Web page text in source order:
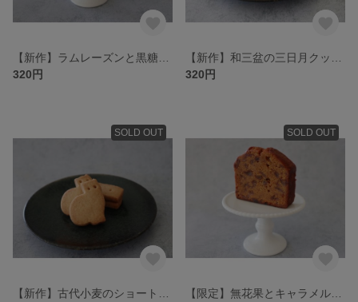
320円
320円
SOLD OUT SOLD OUT